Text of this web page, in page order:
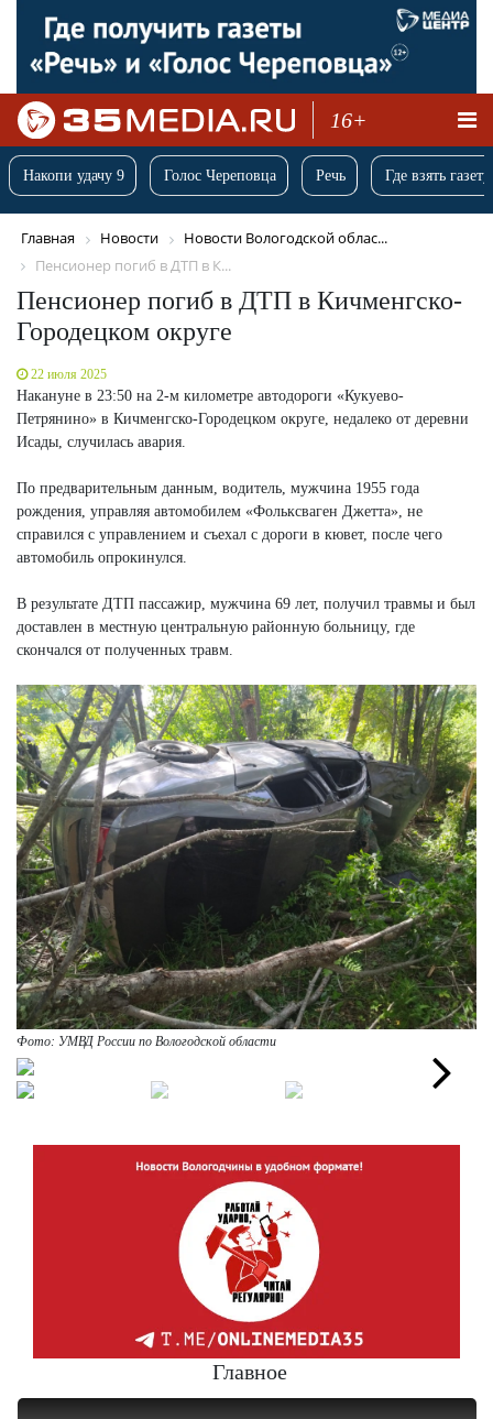
16+
Накопи удачу 9 Голос Череповца Речь Где взять
Главная Новости
Новости Вологодской облас...
Пенсионер погиб в ДТП в К...
Пенсионер погиб в ДТП в Кичменгско-
Городецком округе
22 июля 2025
Накануне в 23:50 на 2-м километре автодороги «Кукуево-
Петрянино» в Кичменгско-Городецком округе, недалеко от деревни
Исады, случилась авария.
По предварительным данным, водитель, мужчина 1955 года
рождения, управляя автомобилем «Фольксваген Джетта», не
справился с управлением и съехал с дороги в кювет, после чего
автомобиль опрокинулся.
В результате ДТП пассажир, мужчина 69 лет, получил травмы и был
доставлен в местную центральную районную больницу, где
скончался от полученных травм.
Фото: УМВД России по Вологодской области
Главное